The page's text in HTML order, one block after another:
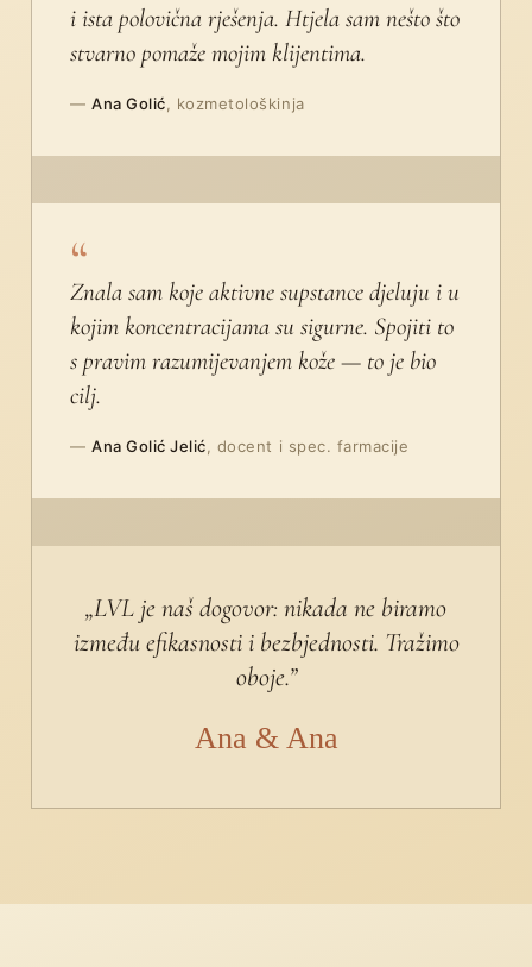
i ista polovična rješenja. Htjela sam nešto što
stvarno pomaže mojim klijentima.
—Ana Golić , kozmetološkinja
“
Znala sam koje aktivne supstance djeluju i u
kojim koncentracijama su sigurne. Spojiti to
s pravim razumijevanjem kože — to je bio
cilj.
—Ana Golić Jelić , docent i spec. farmacije
„LVL je naš dogovor: nikada ne biramo
između efikasnosti i bezbjednosti. Tražimo
oboje.”
Ana & Ana